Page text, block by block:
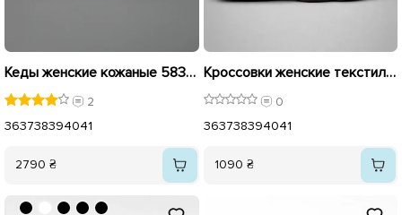
Кеды женские кожаные 583805 Белые
2
363738394041
2790 ₴
Кроссовки женские текстиль сетка 595939 Белые
0
363738394041
1090 ₴